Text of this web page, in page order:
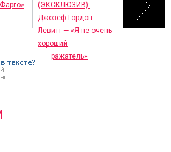
(ЭКСКЛЮЗИВ):
Джозеф Гордон-
Левитт — «Я не очень
хороший
подражатель»